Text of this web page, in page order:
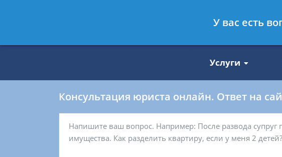
8 812 509-27-47
Услуги
Консультация юриста онлайн. Ответ на
У вас есть